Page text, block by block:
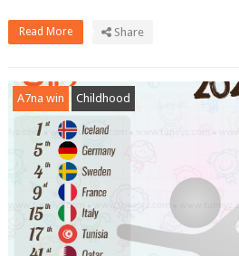
Read More Share
A7na win Childhood